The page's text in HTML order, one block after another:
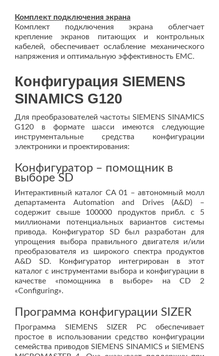
Комплект подключения экрана
Комплект подключения экрана облегчает
крепление экранов питающих и контрольных
кабелей, обеспечивает ослабление механического
напряжения и оптимальную эффективность EMC.
Конфигурация SIEMENS
SINAMICS G120
Для преобразователей частоты SIEMENS SINAMICS
G120 в формате шасси имеются следующие
инструментальные средства конфигурации
электроники и проектирования:
Конфигуратор – помощник в
выборе SD
Интерактивный каталог CA 01 – автономный молл
департамента Automation and Drives (A&D) –
содержит свыше 100000 продуктов прибл. с 5
миллионами потенциальных вариантов системы
привода. Конфигуратор SD был разработан для
упрощения выбора правильного двигателя и/или
преобразователя из широкого спектра продуктов
A&D SD. Конфигуратор интегрирован в этот
каталог с инструментами выбора и конфигурации в
качестве «помощника в выборе» на CD 2
«Configuring».
Программа конфигурации SIZER
Программа SIEMENS SIZER PC обеспечивает
простое в использовании средство конфигурации
семейства приводов SIEMENS SINAMICS и SIEMENS